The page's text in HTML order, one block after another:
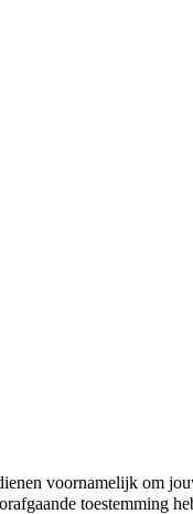
voornamelijk om
toestemming